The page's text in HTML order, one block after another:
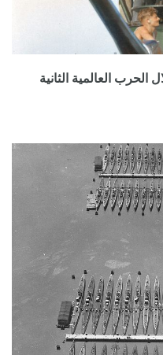
الحرب العالمية الثانية